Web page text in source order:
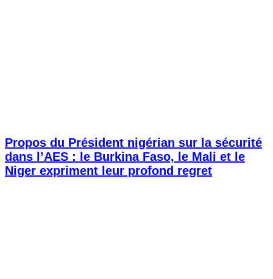
Propos du Président nigérian sur la sécurité
dans l’AES : le Burkina Faso, le Mali et le
Niger expriment leur profond regret